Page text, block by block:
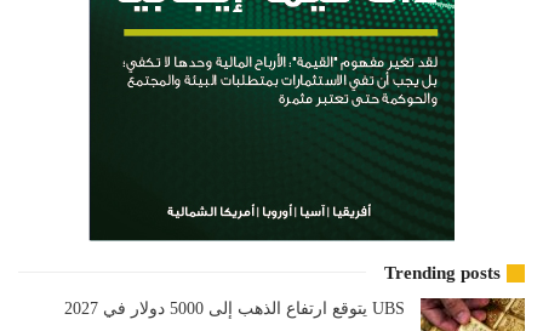
Trending posts
UBS يتوقع ارتفاع الذهب إلى 5000 دولار في 2027